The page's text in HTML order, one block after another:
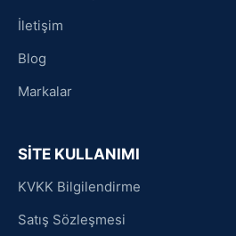
İletişim
Blog
Markalar
SİTE KULLANIMI
KVKK Bilgilendirme
Satış Sözleşmesi